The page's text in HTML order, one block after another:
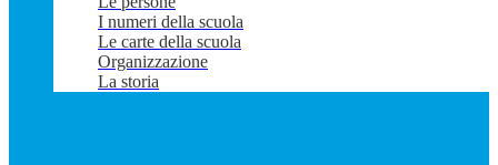
I numeri della scuola
Le carte della scuola
Organizzazione
La storia